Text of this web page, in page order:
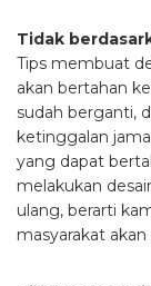
Tidak
Tips membuat
akan bertahan
sudah berganti,
ketinggalan
yang dapat
melakukan
ulang, berarti
masyarakat